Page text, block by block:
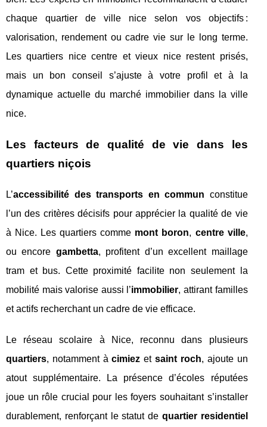
chaque quartier de ville nice selon vos objectifs :
valorisation, rendement ou cadre vie sur le long terme.
Les quartiers nice centre et vieux nice restent prisés,
mais un bon conseil s’ajuste à votre profil et à la
dynamique actuelle du marché immobilier dans la ville
nice.
Les facteurs de qualité de vie dans les
quartiers niçois
L’accessibilité des transports en commun constitue
l’un des critères décisifs pour apprécier la qualité de vie
à Nice. Les quartiers comme mont boron, centre ville,
ou encore gambetta, profitent d’un excellent maillage
tram et bus. Cette proximité facilite non seulement la
mobilité mais valorise aussi l’immobilier, attirant familles
et actifs recherchant un cadre de vie efficace.
Le réseau scolaire à Nice, reconnu dans plusieurs
quartiers, notamment àcimiez etsaint roch, ajoute un
atout supplémentaire. La présence d’écoles réputées
joue un rôle crucial pour les foyers souhaitant s’installer
durablement, renforçant le statut de quartier residentiel